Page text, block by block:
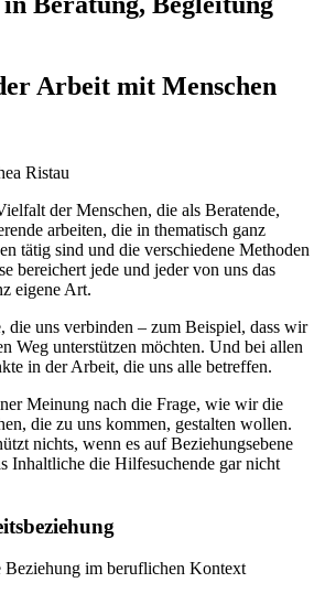
Arbeit mit Menschen
Ristau
der Menschen, die als Beratende,
arbeiten, die in thematisch ganz
tätig sind und die verschiedene Methoden
bereichert jede und jeder von uns das
eigene Art.
die uns verbinden – zum Beispiel, dass wir
Weg unterstützen möchten. Und bei allen
in der Arbeit, die uns alle betreffen.
Meinung nach die Frage, wie wir die
die zu uns kommen, gestalten wollen.
nichts, wenn es auf Beziehungsebene
Inhaltliche die Hilfesuchende gar nicht
im beruflichen Kontext